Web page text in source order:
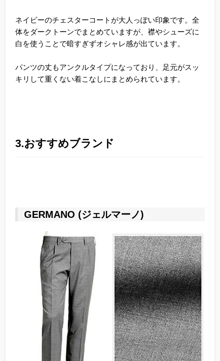
ネイビーのチェスターコートが大人っぽい印象です。全
体をダークトーンでまとめていますが、襟やシューズに
白を使うことで暗すぎずオシャレ感が出ています。
パンツの丈もアンクルタイプになっており、足元がスッ
キリして重くない着こなしにまとめられています。
3.おすすめブランド
GERMANO (ジェルマーノ)